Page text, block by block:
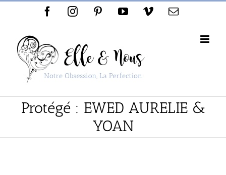
FacebookInstagramPinterestYouTubeVimeoEmail
Protégé : EWED AURELIE &
YOAN